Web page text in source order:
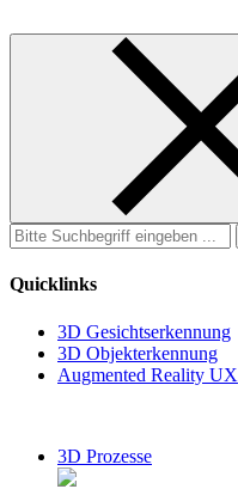
Search
for:
Quicklinks
3D Gesichtserkennung
3D Objekterkennung
Augmented Reality UX
3D Prozesse